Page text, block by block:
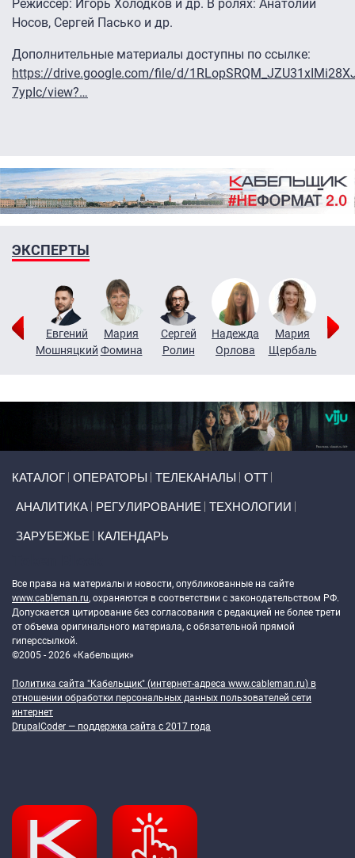
Режиссёр: Игорь Холодков и др. В ролях: Анатолий
Носов, Сергей Пасько и др.
Дополнительные материалы доступны по ссылке:
https://drive.google.com/file/d/
7ypIc/view?…
ЭКСПЕРТЫ
Евгений
Мошняцкий
Мария
Фомина
Сергей
Ролин
Надежда
Орлова
Мария
Щербаль
КАТАЛОГ ОПЕРАТОРЫ ТЕЛЕКАНАЛЫ ОТТ
АНАЛИТИКА РЕГУЛИРОВАНИЕ ТЕХНОЛОГИИ
ЗАРУБЕЖЬЕ КАЛЕНДАРЬ
Все права на материалы и новости, опубликованные на сайте
www.cableman.ru, охраняются в соответствии с законодательством РФ.
Допускается цитирование без согласования с редакцией не более трети
от объема оригинального материала, с обязательной прямой
гиперссылкой.
©2005 - 2026 «Кабельщик»
Политика сайта "Кабельщик" (интернет-адреса www.cableman.ru) в
отношении обработки персональных данных пользователей сети
интернет
DrupalCoder — поддержка сайта c 2017 года